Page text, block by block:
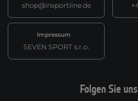
shop@insportline.de
Impressum
SEVEN SPORT s.r.o.
Folgen Sie uns